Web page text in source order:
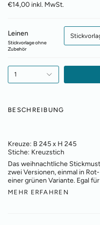
€14,00 inkl. MwSt.
Leinen
Stickvorlage ohne
Zubehör
1
BESCHREIBUNG
Kreuze: B 245 x H 245
Stiche: Kreuzstich
Das weihnachtliche
zwei Versionen, einmal in
einer grünen Variante. Egal
MEHR ERFAHREN